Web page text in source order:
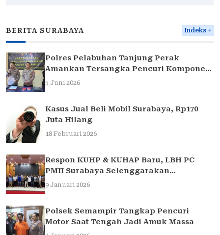
BERITA SURABAYA Indeks
Polres Pelabuhan Tanjung Perak
Amankan Tersangka Pencuri Komponen
Traffic Light di Surabaya
5 Juni 2026
Kasus Jual Beli Mobil Surabaya, Rp170
Juta Hilang
18 Februari 2026
Respon KUHP & KUHAP Baru, LBH PC
PMII Surabaya Selenggarakan
Sarasehan Hukum
9 Januari 2026
Polsek Semampir Tangkap Pencuri
Motor Saat Tengah Jadi Amuk Massa